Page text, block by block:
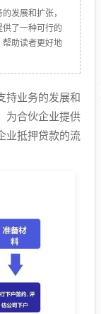
发展和扩张，
了一种可行的
帮助读者更好地
持业务的发展和
为合伙企业提供
业抵押贷款的流